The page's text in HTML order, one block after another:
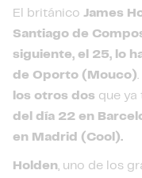
El británico James
Santiago de
siguiente, el 25, lo
de Oporto (Mouco)
los otros dos que ya
del día 22 en
en Madrid (Cool).
Holden, uno de los